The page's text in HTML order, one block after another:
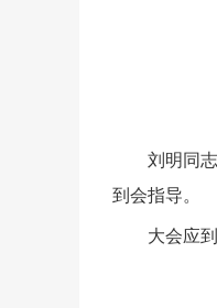
刘明同
到会指导。
大会应